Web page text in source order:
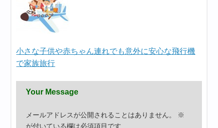
小さな子供や赤ちゃん連れでも意外に安心な飛行機
で家族旅行
Your Message
メールアドレスが公開されることはありません。
※
が付いている欄は必須項目です